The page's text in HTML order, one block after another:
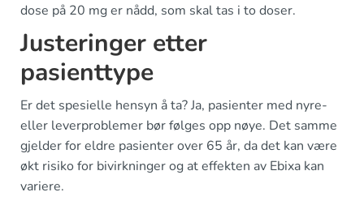
dose på 20 mg er nådd, som skal tas i to doser.
Justeringer etter
pasienttype
Er det spesielle hensyn å ta? Ja, pasienter med nyre-
eller leverproblemer bør følges opp nøye. Det samme
gjelder for eldre pasienter over 65 år, da det kan være
økt risiko for bivirkninger og at effekten av Ebixa kan
variere.